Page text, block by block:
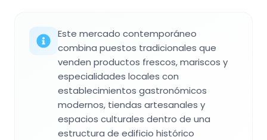
Este mercado contemporáneo
combina puestos tradicionales que
venden productos frescos, mariscos y
especialidades locales con
establecimientos gastronómicos
modernos, tiendas artesanales y
espacios culturales dentro de una
estructura de edificio histórico